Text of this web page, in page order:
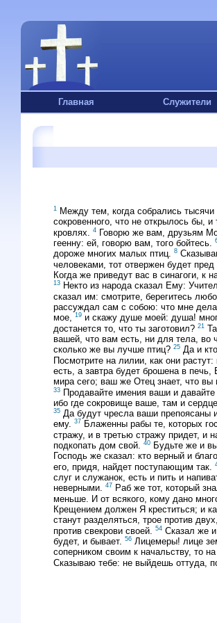
Главная Служители
1 Между тем, когда собрались тысячи
сокровенного, что не открылось бы, и
кровлях.
4 Говорю же вам, друзьям
геенну: ей, говорю вам, того бойтесь.
дороже многих малых птиц. 8
человеками, тот отвержен будет
Когда же приведут вас в синагоги, к
13 Некто из народа сказал Ему:
сказал им: смотрите, берегитесь
рассуждал сам с собою: что мне
мое, 19 и скажу душе моей: душа!
достанется то, что ты заготовил? 21
вашей, что вам есть, ни для тела, во
сколько же вы лучше птиц? 25 Да и
Посмотрите на лилии, как они
есть, а завтра будет брошена в
мира сего; ваш же Отец знает, что вы
33 Продавайте имения ваши и
ибо где сокровище ваше, там и
35 Да будут чресла ваши препоясаны
ему. 37 Блаженны рабы те, которых
стражу, и в третью стражу придет, и
подкопать дом свой. 40 Будьте же и
Господь же сказал: кто верный и
его, придя, найдет поступающим так.
слуг и служанок, есть и пить и
неверными. 47 Раб же тот, который
меньше. И от всякого, кому дано
Крещением должен Я креститься; и
станут разделяться, трое против
против свекрови своей.
54 Сказал же
будет, и бывает. 56 Лицемеры! лице
соперником своим к начальству, то
Сказываю тебе: не выйдешь оттуда,